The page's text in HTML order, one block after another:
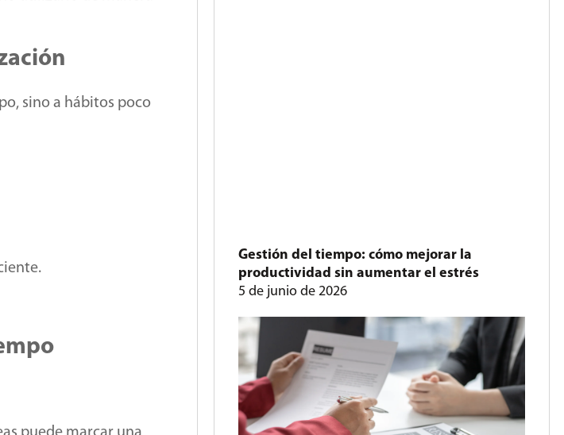
sino a hábitos poco
Gestión del tiempo: cómo mejorar la
productividad sin aumentar el estrés
5 de junio de 2026